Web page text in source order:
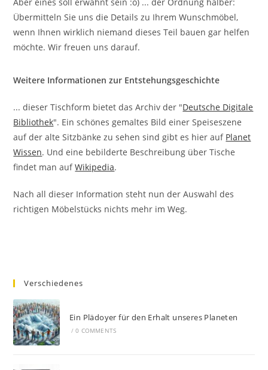
Übermitteln Sie uns die Details zu Ihrem Wunschmöbel,
wenn Ihnen wirklich niemand dieses Teil bauen gar helfen
möchte. Wir freuen uns darauf.
Weitere Informationen zur Entstehungsgeschichte
... dieser Tischform bietet das Archiv der "Deutsche Digitale
Bibliothek". Ein schönes gemaltes Bild einer Speiseszene
auf der alte Sitzbänke zu sehen sind gibt es hier auf Planet
Wissen. Und eine bebilderte Beschreibung über Tische
findet man aufWikipedia.
Nach all dieser Information steht nun der Auswahl des
richtigen Möbelstücks nichts mehr im Weg.
Verschiedenes
Ein Plädoyer für den Erhalt unseres Planeten
/ 0 COMMENTS